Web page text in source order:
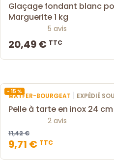
Glaçage fondant blanc
Marguerite 1 kg
5 avis
20,49 € TTC
- 15 %
MATFER-BOURGEAT | EXPÉDIÉ
Pelle à tarte en inox 24 cm
2 avis
11,42 €
9,71 € TTC